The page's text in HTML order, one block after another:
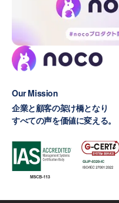
Our Mission
企業と顧客の架け橋となり
すべての声を価値に変える。